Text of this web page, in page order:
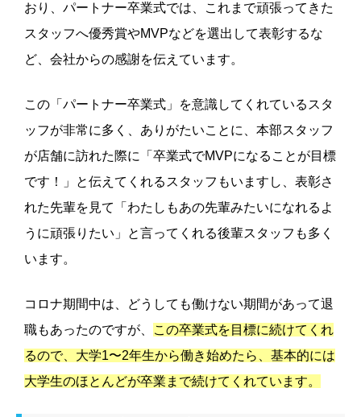
おり、パートナー卒業式では、これまで頑張ってきた
スタッフへ優秀賞やMVPなどを選出して表彰するな
ど、会社からの感謝を伝えています。
この「パートナー卒業式」を意識してくれているスタ
ッフが非常に多く、ありがたいことに、本部スタッフ
が店舗に訪れた際に「卒業式でMVPになることが目標
です！」と伝えてくれるスタッフもいますし、表彰さ
れた先輩を見て「わたしもあの先輩みたいになれるよ
うに頑張りたい」と言ってくれる後輩スタッフも多く
います。
コロナ期間中は、どうしても働けない期間があって退
職もあったのですが、
この卒業式を目標に続けてくれ
るので、大学1〜2年生から働き始めたら、基本的には
大学生のほとんどが卒業まで続けてくれています。